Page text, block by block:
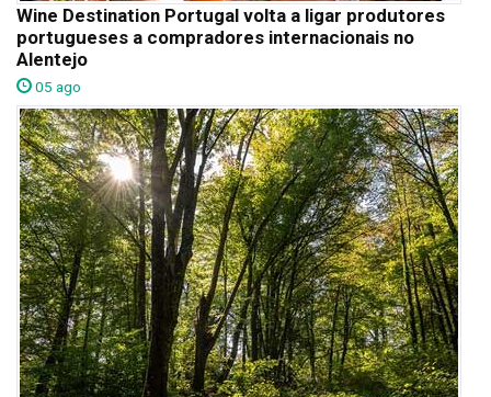
Wine Destination Portugal volta a ligar produtores
portugueses a compradores internacionais no
Alentejo
05 ago